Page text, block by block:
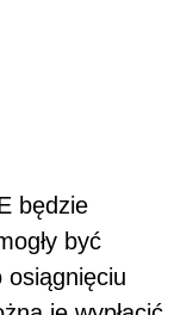
będzie
być
osiągnięciu